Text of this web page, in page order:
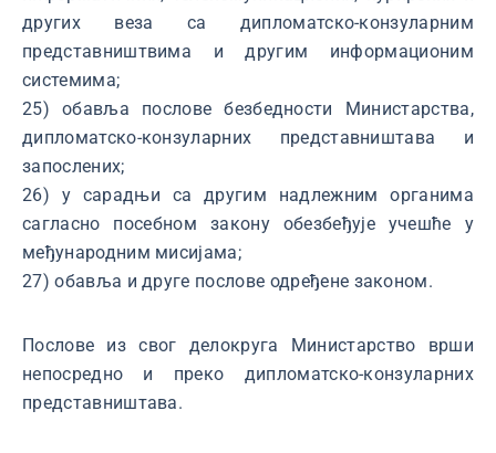
других веза са дипломатско-конзуларним
представништвима и другим информационим
системима;
25) обавља послове безбедности Министарства,
дипломатско-конзуларних представништава и
запослених;
26) у сарадњи са другим надлежним органима
сагласно посебном закону обезбеђује учешће у
међународним мисијама;
27) обавља и друге послове одређене законом.
Послове из свог делокруга Министарство врши
непосредно и преко дипломатско-конзуларних
представништава.